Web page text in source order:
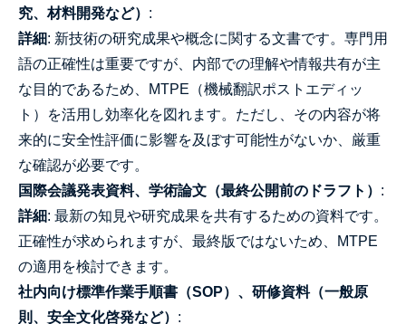
究、材料開発など） :
詳細: 新技術の研究成果や概念に関する文書です。専門用
語の正確性は重要ですが、内部での理解や情報共有が主
な目的であるため、MTPE（機械翻訳ポストエディッ
ト）を活用し効率化を図れます。ただし、その内容が将
来的に安全性評価に影響を及ぼす可能性がないか、厳重
な確認が必要です。
国際会議発表資料、学術論文（最終公開前のドラフト） :
詳細: 最新の知見や研究成果を共有するための資料です。
正確性が求められますが、最終版ではないため、MTPE
の適用を検討できます。
社内向け標準作業手順書（SOP）、研修資料（一般原
則、安全文化啓発など） :